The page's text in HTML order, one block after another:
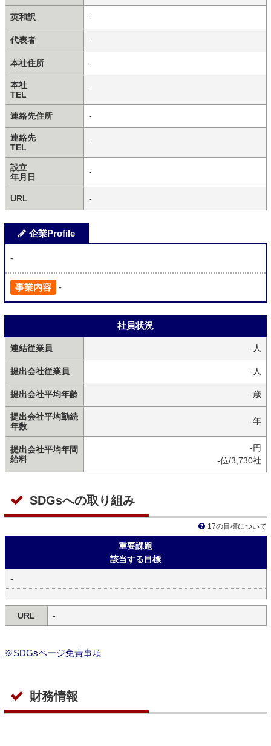
英和訳 -
代表者 -
本社住所 -
本社
TEL
-
連絡先住所 -
連絡先
TEL
-
設立
年月日
-
URL -
企業Profile
-
事業内容 -
社員状況
連結従業員 -人
提出会社従業員 -人
提出会社平均年齢 -歳
提出会社平均勤続
年数
-年
提出会社平均年間
給料
-円
-位/3,730社
SDGsへの取り組み
17の目標について
重要課題
該当する目標
-
URL -
※SDGsページ免責事項
財務情報